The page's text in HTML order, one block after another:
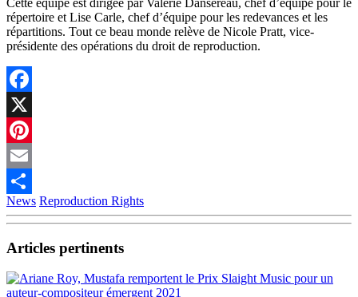
répertoire et Lise Carle, chef d’équipe pour les redevances et les
répartitions. Tout ce beau monde relève de Nicole Pratt, vice-
présidente des opérations du droit de reproduction.
Facebook
X
Pinterest
Email
Partager
News Reproduction Rights
Articles pertinents